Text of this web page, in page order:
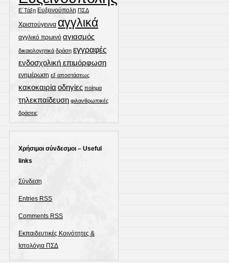
Ε΄Τάξη Ευξεινούπολη ΠΣΔ
Χριστούγεννα αγγλικά
αγγλικό πρωινό αγιασμός
δικαιολογητικά δράση εγγραφές
ενδοσχολική επιμόρφωση
ενημέρωση εξ αποστάσεως
κακοκαιρία οδηγίες ποίημα
τηλεκπαίδευση φιλανθρωπικές
δράσεις
Χρήσιμοι σύνδεσμοι – Useful
links
Σύνδεση
Entries RSS
Comments RSS
Εκπαιδευτικές Κοινότητες &
Ιστολόγια ΠΣΔ